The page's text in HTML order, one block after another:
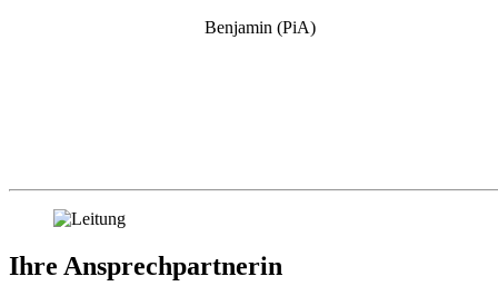
Ihre Ansprechpartnerin